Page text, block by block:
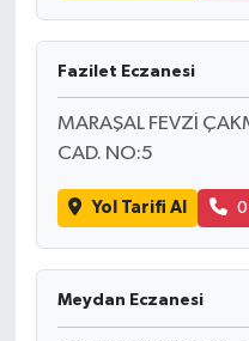
Fazilet Eczanesi
MARAŞAL FEVZİ
CAD. NO:5
Yol Tarifi Al
Meydan Eczanesi